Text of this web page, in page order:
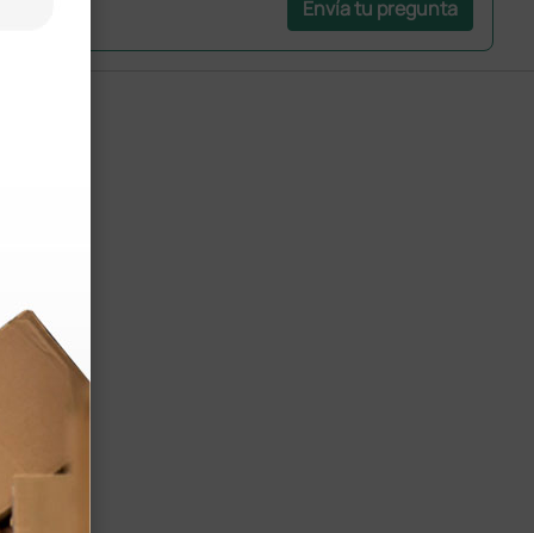
Envía tu pregunta